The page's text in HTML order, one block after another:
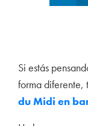
Si estás
forma diferente,
du Midi en